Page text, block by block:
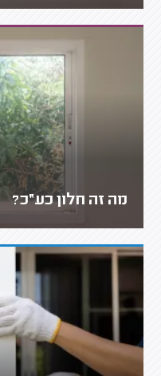
מה זה חלון כע״כ?